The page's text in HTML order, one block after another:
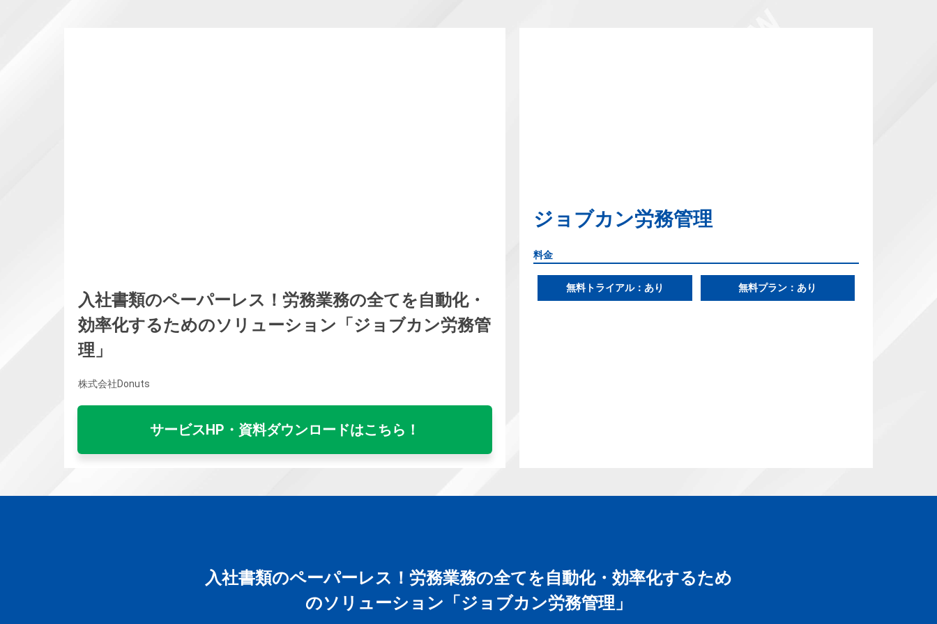
入社書類のペーパーレス！労務業務の全てを自動化・
効率化するためのソリューション「ジョブカン労務管
理」
株式会社Donuts
サービスHP・資料ダウンロードはこちら！
ジョブカン労務管理
料金
無料トライアル：あり 無料プラン：あり
入社書類のペーパーレス！労務業務の全てを自動化・効率化するため
のソリューション「ジョブカン労務管理」